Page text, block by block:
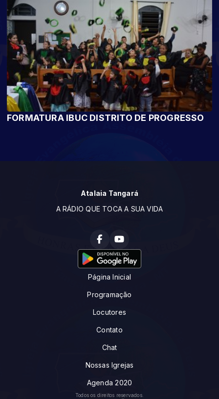
FORMATURA IBUC DISTRITO DE PROGRESSO
Atalaia Tangará
A RÁDIO QUE TOCA A SUA VIDA
Página Inicial
Programação
Locutores
Contato
Chat
Nossas Igrejas
Agenda 2020
Todos os direitos reservados.